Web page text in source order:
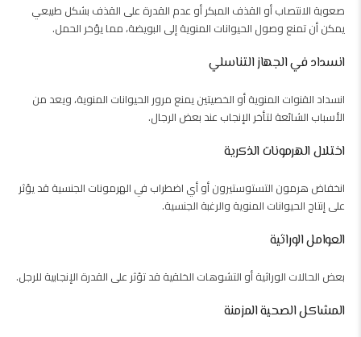
صعوبة الانتصاب أو القذف المبكر أو عدم القدرة على القذف بشكل طبيعي
يمكن أن تمنع وصول الحيوانات المنوية إلى البويضة، مما يؤخر الحمل.
انسداد في الجهاز التناسلي
انسداد القنوات المنوية أو الخصيتين يمنع مرور الحيوانات المنوية، ويعد من
الأسباب الشائعة لتأخر الإنجاب عند بعض الرجال.
اختلال الهرمونات الذكرية
انخفاض هرمون التستوستيرون أو أي اضطراب في الهرمونات الجنسية قد يؤثر
على إنتاج الحيوانات المنوية والرغبة الجنسية.
العوامل الوراثية
بعض الحالات الوراثية أو التشوهات الخلقية قد تؤثر على القدرة الإنجابية للرجل.
المشاكل الصحية المزمنة